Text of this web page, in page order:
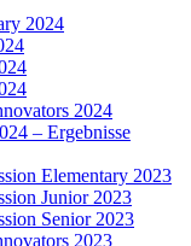
2024
2024
– Ergebnisse
Elementary 2023
Junior 2023
Senior 2023
2023